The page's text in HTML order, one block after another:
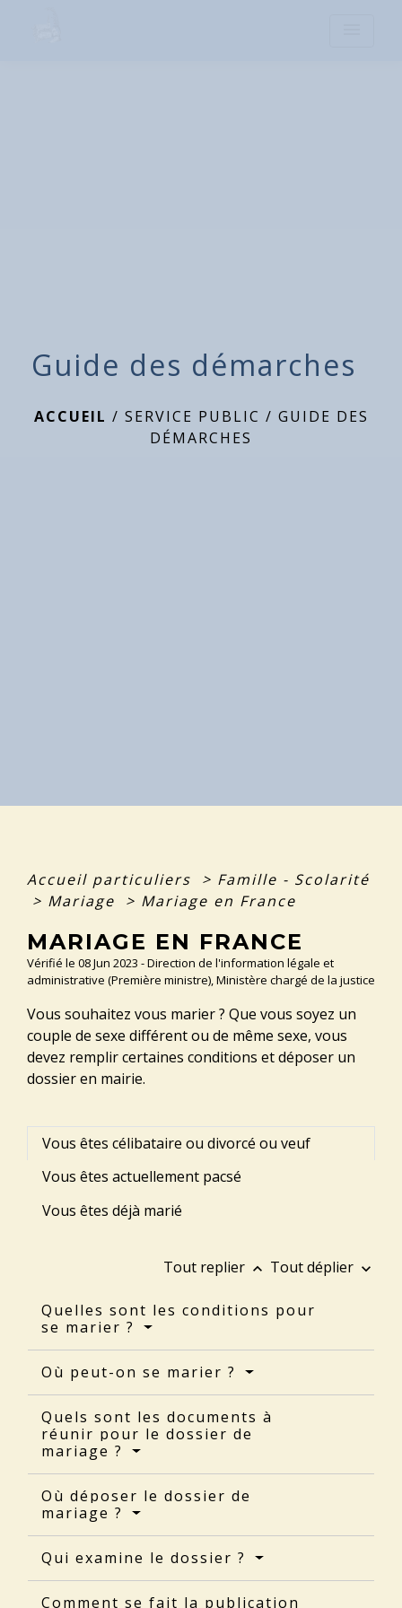
Guide des démarches
ACCUEIL / SERVICE PUBLIC / GUIDE DES
DÉMARCHES
Accueil particuliers > Famille - Scolarité
> Mariage > Mariage en France
MARIAGE EN FRANCE
Vérifié le 08 Jun 2023 - Direction de l'information légale et
administrative (Première ministre), Ministère chargé de la justice
Vous souhaitez vous marier ? Que vous soyez un
couple de sexe différent ou de même sexe, vous
devez remplir certaines conditions et déposer un
dossier en mairie.
Vous êtes célibataire ou divorcé ou veuf
Vous êtes actuellement pacsé
Vous êtes déjà marié
Tout replier keyboard_arrow_up Tout déplier keyboard_arrow_down
Quelles sont les conditions pour
se marier ?
Où peut-on se marier ?
Quels sont les documents à
réunir pour le dossier de
mariage ?
Où déposer le dossier de
mariage ?
Qui examine le dossier ?
Comment se fait la publication